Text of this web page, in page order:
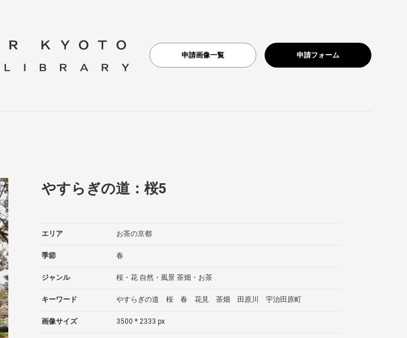
申請画像一覧 申請フォーム
やすらぎの道：桜5
エリア お茶の京都
季節 春
ジャンル 桜・花 自然・風景 茶畑・お茶
キーワード やすらぎの道 桜 春 花見 茶畑 田原川 宇治田原町
画像サイズ 3500 * 2333 px